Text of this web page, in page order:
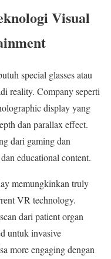
Visual
special glasses atau
reality. Company seperti
display yang
dan parallax effect.
dari gaming dan
educational content.
memungkinkan truly
VR technology.
dari patient organ
untuk invasive
more engaging dengan